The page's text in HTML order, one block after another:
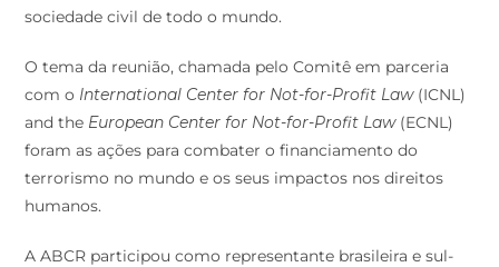
sociedade civil de todo o mundo.
O tema da reunião, chamada pelo Comitê em parceria
com o International Center for Not-for-Profit Law(ICNL)
and the European Center for Not-for-Profit Law(ECNL)
foram as ações para combater o financiamento do
terrorismo no mundo e os seus impactos nos direitos
humanos.
A ABCR participou como representante brasileira e sul-